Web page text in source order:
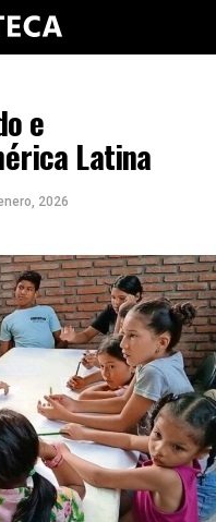
e
Latina
2026